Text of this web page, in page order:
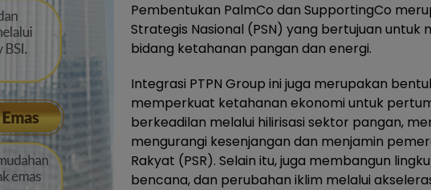
Pembentukan PalmCo dan SupportingCo
Strategis Nasional (PSN) yang bertujuan untuk
bidang ketahanan pangan dan energi.
Integrasi PTPN Group ini juga merupakan
memperkuat ketahanan ekonomi untuk
berkeadilan melalui hilirisasi sektor pangan,
mengurangi kesenjangan dan menjamin
Rakyat (PSR). Selain itu, juga membangun
bencana, dan perubahan iklim melalui